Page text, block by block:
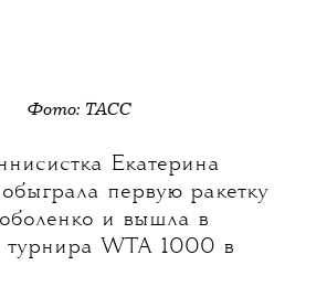
Фото: ТАСС
Екатерина
первую ракетку
и вышла в
турнира WTA 1000 в